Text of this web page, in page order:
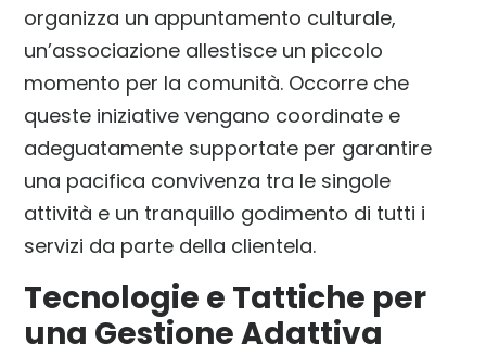
organizza un appuntamento culturale,
un’associazione allestisce un piccolo
momento per la comunità. Occorre che
queste iniziative vengano coordinate e
adeguatamente supportate per garantire
una pacifica convivenza tra le singole
attività e un tranquillo godimento di tutti i
servizi da parte della clientela.
Tecnologie e Tattiche per
una Gestione Adattiva